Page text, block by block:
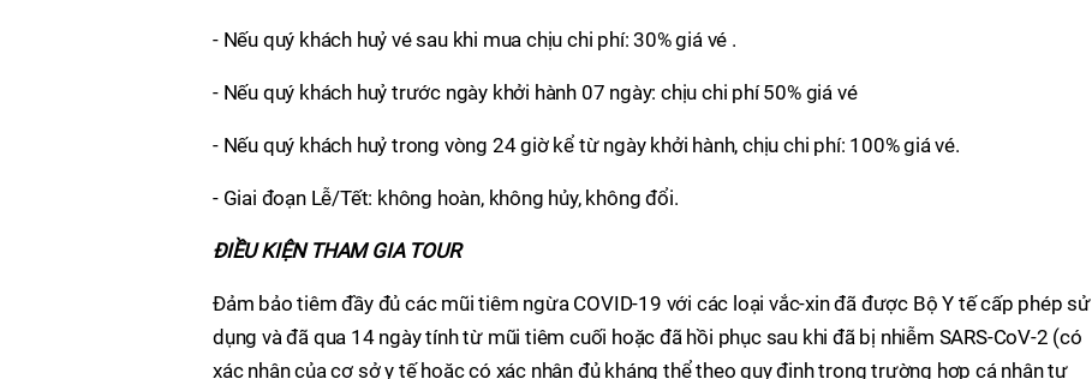
- Nếu quý khách huỷ vé sau khi mua chịu chi phí: 30% giá vé .
- Nếu quý khách huỷ trước ngày khởi hành 07 ngày: chịu chi phí 50% giá vé
- Nếu quý khách huỷ trong vòng 24 giờ kể từ ngày khởi hành, chịu chi phí: 100% giá vé.
- Giai đoạn Lễ/Tết: không hoàn, không hủy, không đổi.
ĐIỀU KIỆN THAM GIA TOUR
Đảm bảo tiêm đầy đủ các mũi tiêm ngừa COVID-19 với các loại vắc-xin đã được Bộ Y tế cấp phép sử
dụng và đã qua 14 ngày tính từ mũi tiêm cuối hoặc đã hồi phục sau khi đã bị nhiễm SARS-CoV-2 (có
xác nhận của cơ sở y tế hoặc có xác nhận đủ kháng thể theo quy định trong trường hợp cá nhân tự